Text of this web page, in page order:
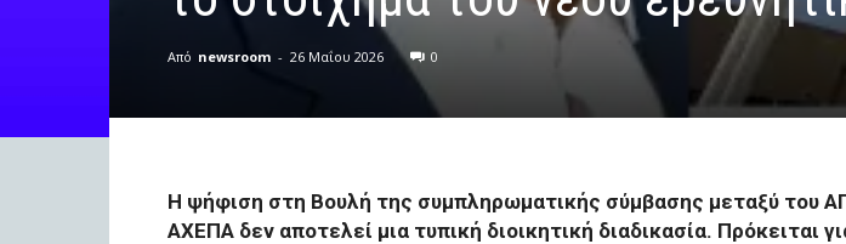
Από newsroom - 26 Μαΐου 2026 0
Η ψήφιση στη Βουλή της συμπληρωματικής σύμβασης μεταξύ του
ΑΧΕΠΑ δεν αποτελεί μια τυπική διοικητική διαδικασία. Πρόκειται